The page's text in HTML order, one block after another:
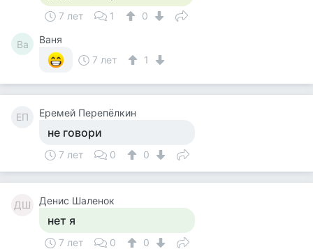
7 лет 1 0
Ва
Ваня
7 лет
1
ЕП Еремей Перепёлкин
не говори
7 лет 0 0
ДШ Денис Шаленок
нет я
7 лет 0 0